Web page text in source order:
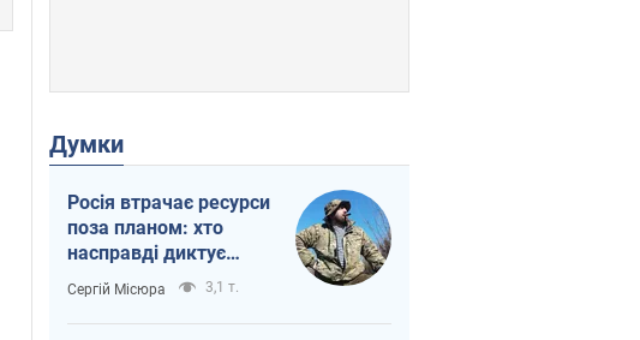
Думки
Росія втрачає ресурси
поза планом: хто
насправді диктує
темп війни
Сергій Місюра 3,1 т.